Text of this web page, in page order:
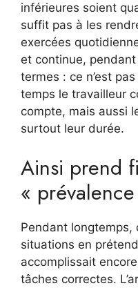
inférieures soient
suffit pas à les
exercées
et continue, pendant
termes : ce n’est
temps le travailleur
compte, mais aussi
surtout leur durée.
Ainsi prend
«
Pendant
situations en
accomplissait
tâches correctes.